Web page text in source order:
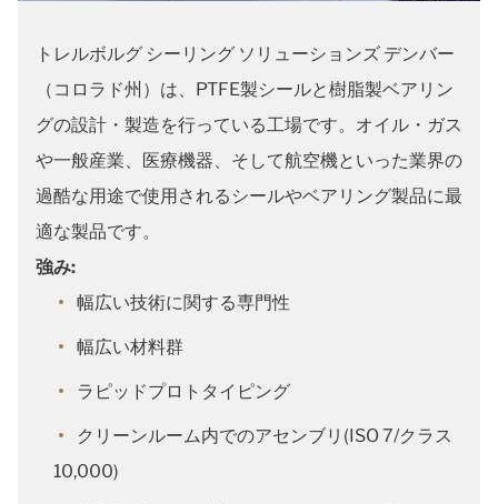
トレルボルグ シーリング ソリューションズ デンバー
（コロラド州）は、PTFE製シールと樹脂製ベアリン
グの設計・製造を行っている工場です。オイル・ガス
や一般産業、医療機器、そして航空機といった業界の
過酷な用途で使用されるシールやベアリング製品に最
適な製品です。
強み:
幅広い技術に関する専門性
幅広い材料群
ラピッドプロトタイピング
クリーンルーム内でのアセンブリ(ISO 7/クラス
10,000)